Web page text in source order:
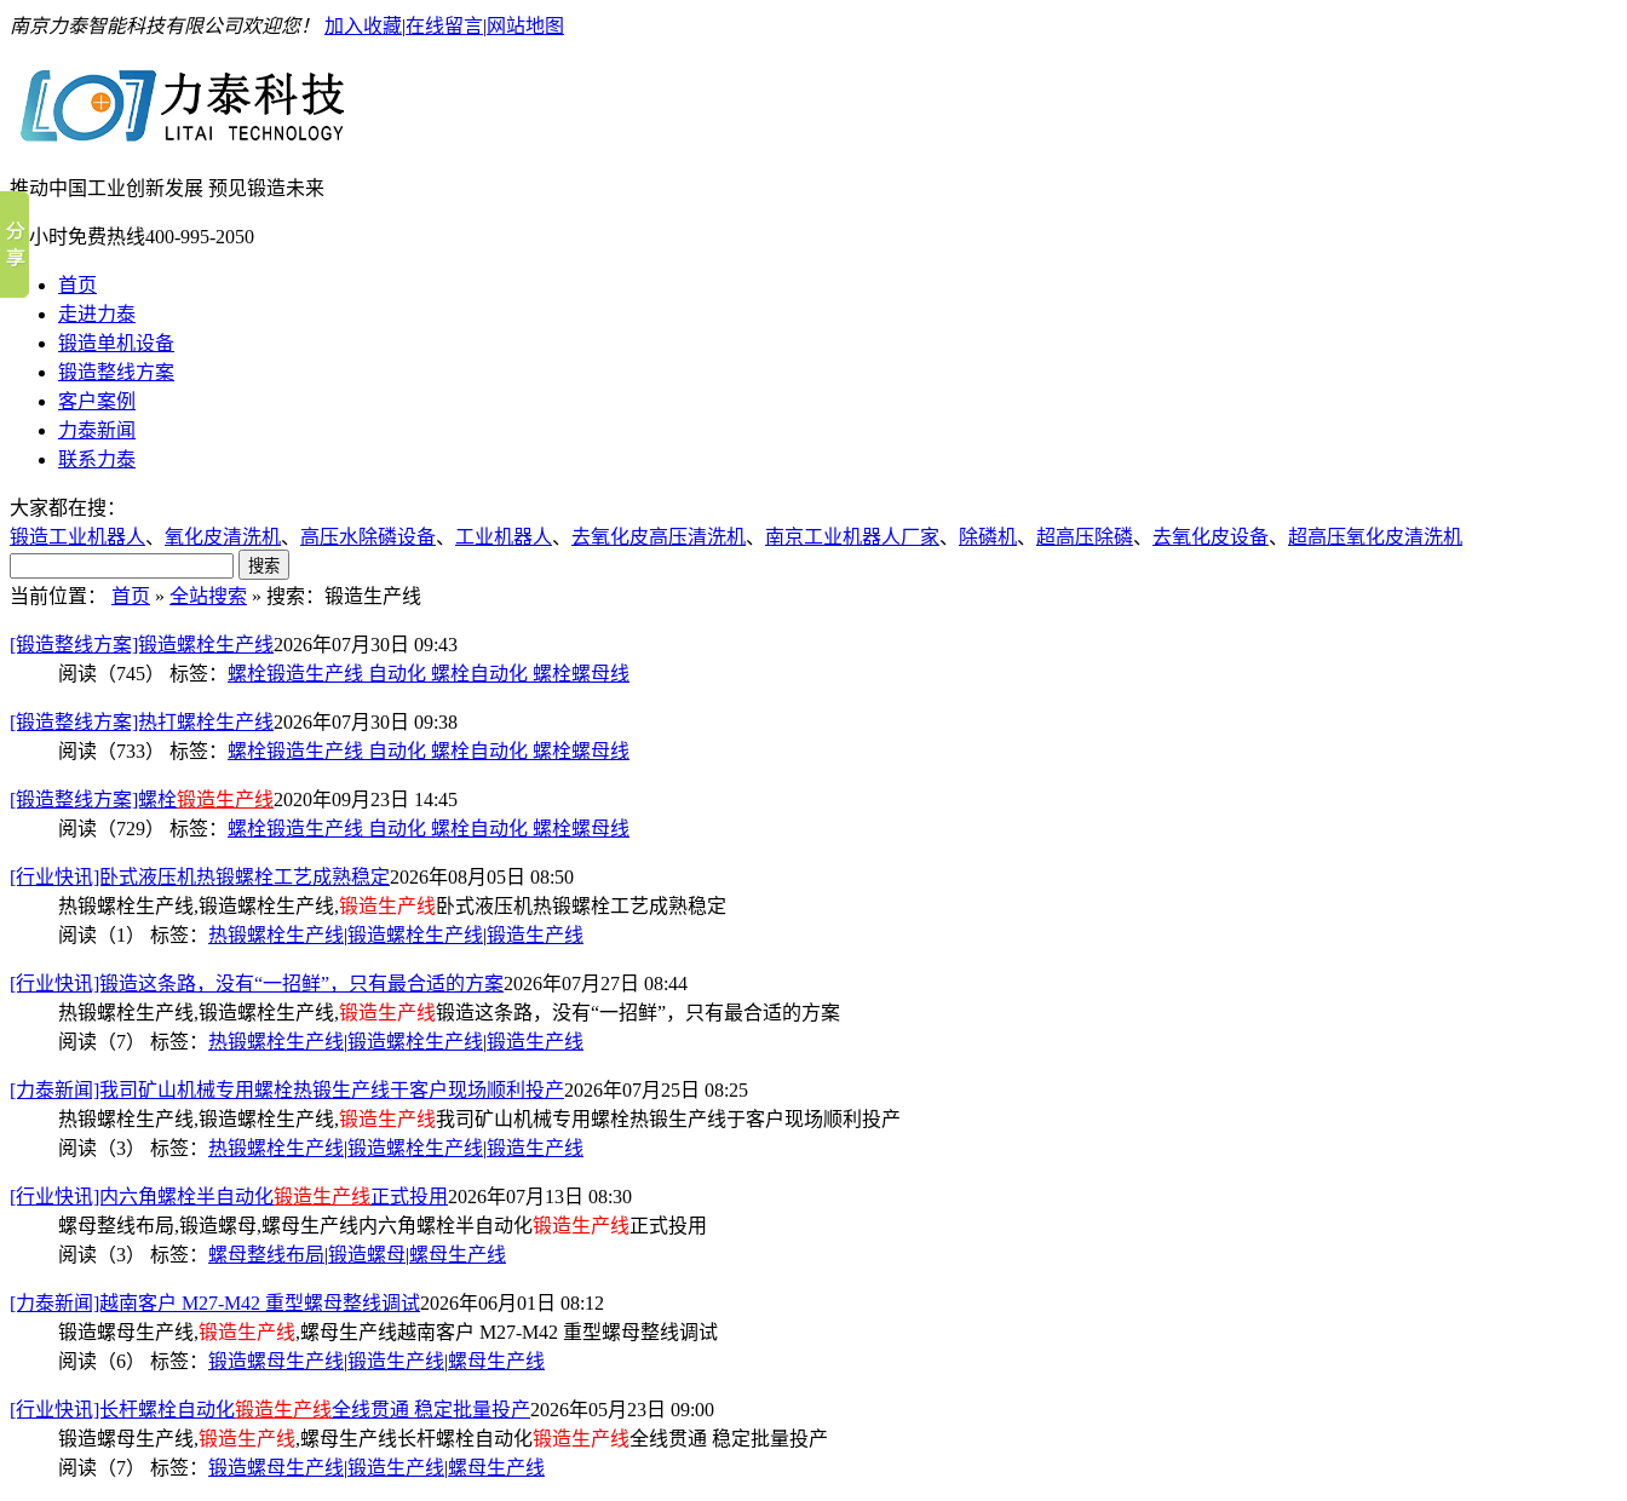
南京力泰智能科技有限公司欢迎您！ 加入收藏|在线留言| 网站地图
推动中国工业创新发展 预见锻造未来
24小时免费热线400-995-2050
首页
走进力泰
锻造单机设备
锻造整线方案
客户案例
力泰新闻
联系力泰
大家都在搜：
锻造工业机器人、 氧化皮清洗机、 高压水除磷设备、 工业机器人、 去氧化皮高压清洗机、 南京工业机器人厂家、 除磷机、 超高压除磷、 去氧化皮设备、 超高压氧化皮清洗机
当前位置： 首页 » 全站搜索 » 搜索：锻造生产线
[锻造整线方案]锻造螺栓生产线2026年07月30日 09:43
阅读（745） 标签： 螺栓锻造生产线 自动化 螺栓自动化 螺栓螺母线
[锻造整线方案]热打螺栓生产线2026年07月30日 09:38
阅读（733） 标签： 螺栓锻造生产线 自动化 螺栓自动化 螺栓螺母线
[锻造整线方案]螺栓锻造生产线2020年09月23日 14:45
阅读（729） 标签： 螺栓锻造生产线 自动化 螺栓自动化 螺栓螺母线
[行业快讯]卧式液压机热锻螺栓工艺成熟稳定2026年08月05日 08:50
热锻螺栓生产线,锻造螺栓生产线,锻造生产线卧式液压机热锻螺栓工艺成熟稳定
阅读（1） 标签： 热锻螺栓生产线|锻造螺栓生产线|锻造生产线
[行业快讯]锻造这条路，没有“一招鲜”，只有最合适的方案2026年07月27日 08:44
热锻螺栓生产线,锻造螺栓生产线,锻造生产线锻造这条路，没有“一招鲜”，只有最合适的方案
阅读（7） 标签： 热锻螺栓生产线|锻造螺栓生产线|锻造生产线
[力泰新闻]我司矿山机械专用螺栓热锻生产线于客户现场顺利投产2026年07月25日 08:25
热锻螺栓生产线,锻造螺栓生产线,锻造生产线我司矿山机械专用螺栓热锻生产线于客户现场顺利投产
阅读（3） 标签： 热锻螺栓生产线|锻造螺栓生产线|锻造生产线
[行业快讯]内六角螺栓半自动化锻造生产线正式投用 2026年07月13日 08:30
螺母整线布局,锻造螺母,螺母生产线内六角螺栓半自动化锻造生产线正式投用
阅读（3） 标签： 螺母整线布局|锻造螺母|螺母生产线
[力泰新闻]越南客户 M27-M42 重型螺母整线调试2026年06月01日 08:12
锻造螺母生产线,锻造生产线,螺母生产线越南客户 M27-M42 重型螺母整线调试
阅读（6） 标签： 锻造螺母生产线|锻造生产线|螺母生产线
[行业快讯]长杆螺栓自动化锻造生产线全线贯通 稳定批量投产2026年05月23日 09:00
锻造螺母生产线,锻造生产线,螺母生产线长杆螺栓自动化锻造生产线全线贯通 稳定批量投产
阅读（7） 标签： 锻造螺母生产线|锻造生产线|螺母生产线